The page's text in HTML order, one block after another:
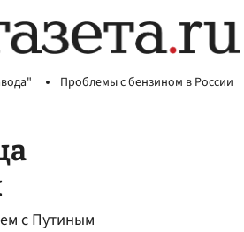
Проблемы с бензином в России
с Путиным